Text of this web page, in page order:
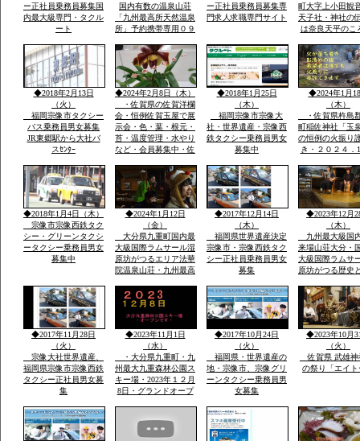
ー正社員乗務員募集国
内最大級専門・タクル
ート
国内有数の温泉山荘
「九州最高所天然温泉
所」予約携帯専用０９
０のみ・雪が白い別の
山々・坊がつるの景
色・ー4度・空気がお
いしい星がきれい１３
００ｍ級天然温泉最高
ー正社員乗務員募集専
門求人求職専門サイト
町大字上小田観
天子社・神社の
は奈良天平のこ
穣天子社は天皇
天子表現大木数
楠木が多数・以
間を通じて屋台
り・流鏑馬神事
◆2018年2月13日
（火）
福岡宗像市タクシー
バス乗務員男女募集
JR東郷駅から大社バ
スｾﾝﾀｰ
◆2024年2月8日（木）
・佐賀県の佐賀洋欄
会・恒例佐賀玉屋で展
示会・色・葉・根元・
苔・温度管理・水やり
など・会員募集中・佐
９０７７－５５３５・
大島まで
◆2018年1月25日
（木）
福岡宗像市宗像大
社・世界遺産・宗像西
鉄タクシー乗務員男女
募集中
◆2024年1月
（木）
・佐賀県杵島
町稲佐神社「玉
の恒例の火振り
き・２０２４．
伝統祭り実行・
駐車あり家内安
他祈願火渡り参
ます近くに水汲
名な縫いの池水
◆2018年1月4日（木）
宗像市宗像西鉄タク
シー・グリーンタクシ
ータクシー乗務員男女
募集中
◆2024年1月12日
（金）
大分県九重町国内最
大級国際ラムサール湿
原坊がつるエリア法華
院温泉山荘・九州最高
雪・雪・雪で12月23日
恒例「感謝祭」全国か
ら参加・法華院温泉山
されました
◆2017年12月14日
（木）
福岡県世界遺産決定
宗像市・宗像西鉄タク
シー正社員乗務員男女
募集
◆2023年12月
（木）
九州最大級国
来場山荘大分・
大級国際ラムサ
原坊がつる歴史
然温泉の法華院
荘の歌「法華院
ましょう」12月
例・感謝祭でで
い歌です
◆2017年11月28日
（火）
宗像大社世界遺産、
福岡県宗像市宗像西鉄
タクシー正社員男女募
集
◆2023年11月1日
（水）
・大分県九重町・九
州最大九重森林公園ス
キー場・2023年１２月
8日・グランドオープ
で遊べる・こども広場
「パパママと子供の専
◆2017年10月24日
（火）
福岡県・世界遺産の
地・宗像市、宗像グリ
ーンタクシー乗務員男
女募集
◆2023年10月
（火）
佐賀県 武雄神
の祭り「エイト